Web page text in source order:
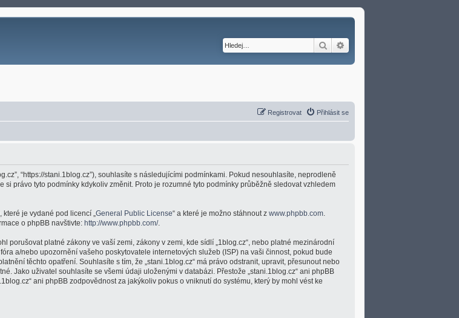
Hledat
Přihlásit se
Registrovat
“https://stani.1blog.cz”), souhlasíte s následujícími podmínkami. Pokud nesouhlasíte, neprodleně
právo tyto podmínky kdykoliv změnit. Proto je rozumné tyto podmínky průběžně sledovat vzhledem
je vydané pod licencí „ General Public License“ a které je možno stáhnout z www.phpbb.com
o phpBB navštivte: http://www.phpbb.com/.
porušovat platné zákony ve vaší zemi, zákony v zemi, kde sídlí „1blog.cz“, nebo platné mezinárodní
a/nebo upozornění vašeho poskytovatele internetových služeb (ISP) na vaši činnost, pokud bude
těchto opatření. Souhlasíte s tím, že „stani.1blog.cz“ má právo odstranit, upravit, přesunout nebo
Jako uživatel souhlasíte se všemi údaji uloženými v databázi. Přestože „stani.1blog.cz“ ani phpBB
ani phpBB zodpovědnost za jakýkoliv pokus o vniknutí do systému, který by mohl vést ke